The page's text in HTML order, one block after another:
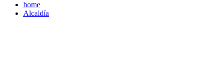
home
Alcaldía